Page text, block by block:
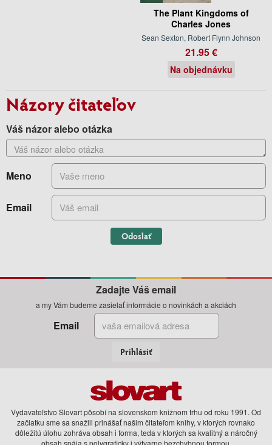
The Plant Kingdoms of
Charles Jones
Sean Sexton, Robert Flynn Johnson
21.95 €
Na objednávku
Názory čitateľov
Váš názor alebo otázka
Meno
Email
Odoslať
Zadajte Váš email
a my Vám budeme zasielať informácie o novinkách a akciách
Email
Prihlásiť
Vydavateľstvo Slovart pôsobí na slovenskom knižnom trhu od roku 1991. Od
začiatku sme sa snažili prinášať našim čitateľom knihy, v ktorých rovnako
dôležitú úlohu zohráva obsah i forma, teda v ktorých sa kvalitný a náročný
obsah spája s polygraficky i výtvarne bezchybnou formou.